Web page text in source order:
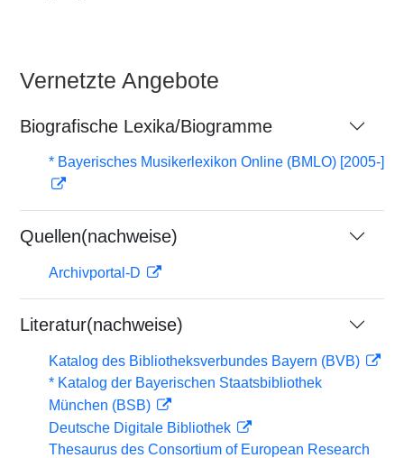
Vernetzte Angebote
Biografische Lexika/Biogramme
* Bayerisches Musikerlexikon Online (BMLO) [2005-]
Quellen(nachweise)
Archivportal-D
Literatur(nachweise)
Katalog des Bibliotheksverbundes Bayern (BVB)
* Katalog der Bayerischen Staatsbibliothek
München (BSB)
Deutsche Digitale Bibliothek
Thesaurus des Consortium of European Research